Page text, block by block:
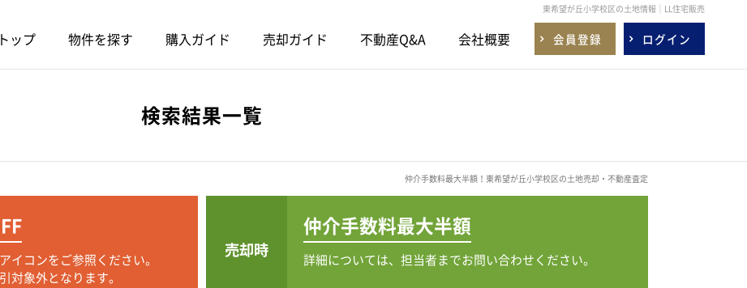
東希望が丘小学校区の土地情報｜LL住宅販売
トップ 物件を探す 購入ガイド 売却ガイド 不動産Q&A 会社概要 会員登録 ログイン
検索結果一覧
仲介手数料最大半額！東希望が丘小学校区の土地売却・不動産査定
イコンをご参照ください。
対象外となります。
売却時
仲介手数料最大半額
詳細については、担当者までお問い合わせください。